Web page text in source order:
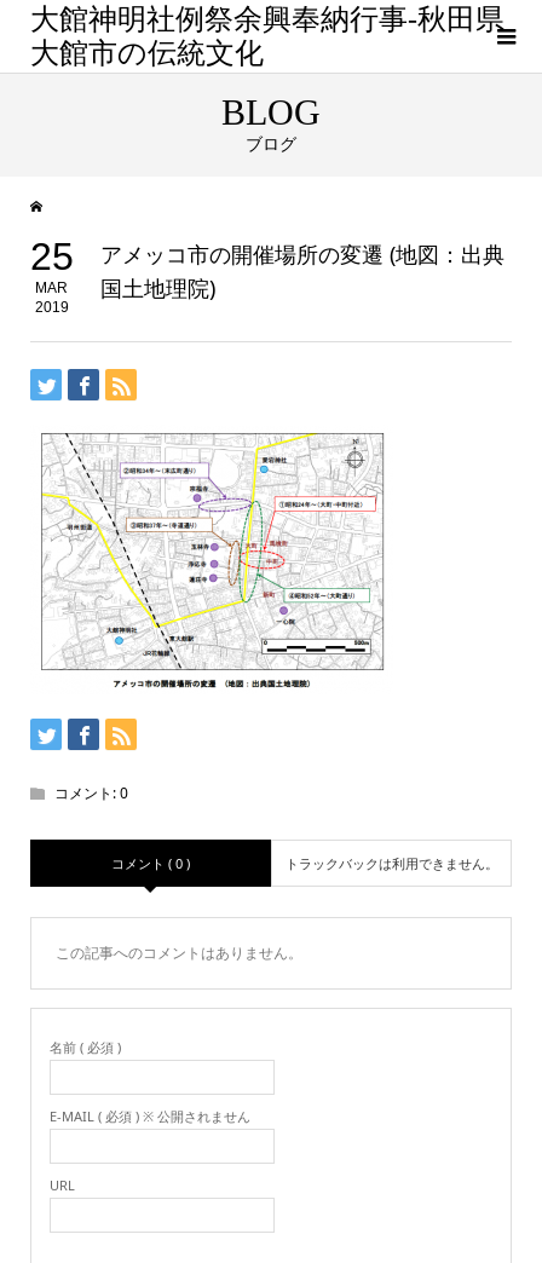
大館神明社例祭余興奉納行事-秋田県
大館市の伝統文化
BLOG
ブログ
25
MAR
2019
アメッコ市の開催場所の変遷 (地図：出典
国土地理院)
コメント:0
コメント ( 0 ) トラックバックは利用できません。
この記事へのコメントはありません。
名前 ( 必須 )
E-MAIL ( 必須 ) ※ 公開されません
URL